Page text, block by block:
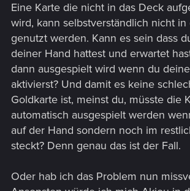
Eine Karte die nicht in das Deck
wird, kann selbstverständlich nicht in
genutzt werden. Kann es sein dass
deiner Hand hattest und erwartet
dann ausgespielt wird wenn du
aktivierst? Und damit es keine
Goldkarte ist, meinst du, müsste die
automatisch ausgespielt werden
auf der Hand sondern noch im
steckt? Denn genau das ist der Fall.
Oder hab ich das Problem nun